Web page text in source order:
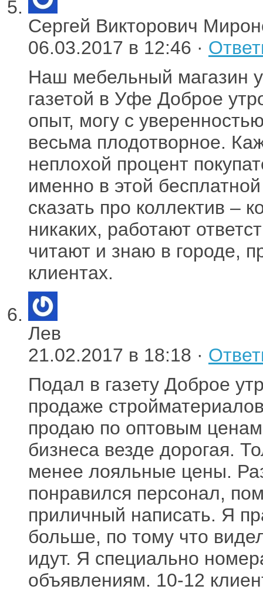
Сергей Викторович
06.03.2017 в 12:46 ·
Наш мебельный магазин
газетой в Уфе Доброе
опыт, могу с
весьма плодотворное.
неплохой процент
именно в этой
сказать про коллектив –
никаких, работают
читают и знаю в городе,
клиентах.
Лев
21.02.2017 в 18:18 ·
Подал в газету Доброе
продаже
продаю по оптовым
бизнеса везде дорогая.
менее лояльные цены.
понравился персонал,
приличный написать. Я
больше, по тому что
идут. Я специально
объявлениям. 10-12